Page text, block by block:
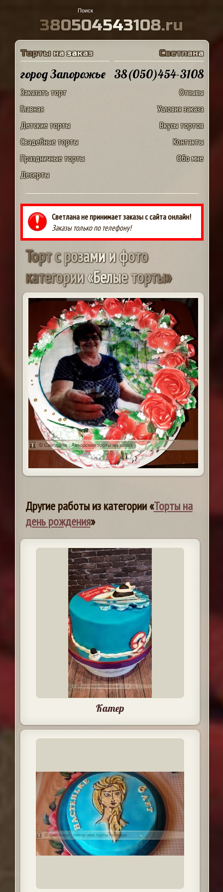
380504543108.ru
Торты на заказ
город Запорожье
Заказать торт
Главная
Детские торты
Свадебные торты
Праздничные торты
Десерты
Светлана
38(050)454-3108
Отзывы
Условия заказа
Вкусы тортов
Контакты
Обо мне
Светлана не принимает заказы с сайта онлайн!
Заказы только по телефону!
Тортсрозамиифото
категории«Белыеторты»
Другие работы из категории «Торты на
день рождения»
Катер